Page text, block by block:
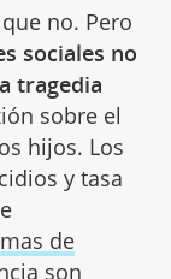
no. Pero
sociales no
tragedia
sobre el
hijos. Los
y tasa
de
son